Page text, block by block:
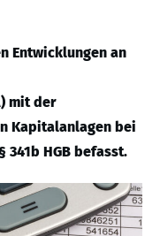
Entwicklungen an
mit der
Kapitalanlagen bei
341b HGB befasst.